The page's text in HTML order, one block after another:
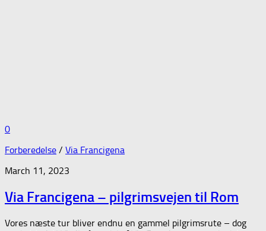
0
Forberedelse / Via Francigena
March 11, 2023
Via Francigena – pilgrimsvejen til Rom
Vores næste tur bliver endnu en gammel pilgrimsrute – dog